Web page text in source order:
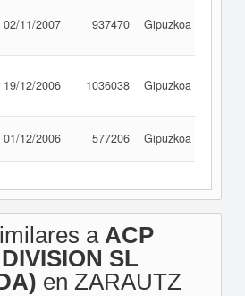
02/11/2007 937470 Gipuzkoa
19/12/2006 1036038 Gipuzkoa
01/12/2006 577206 Gipuzkoa
a ACP
SL
en ZARAUTZ